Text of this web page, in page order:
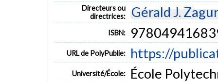
Directeurs ou
directrices:
Gérald J.
ISBN:
URL de PolyPublie: https://
Université/École: École